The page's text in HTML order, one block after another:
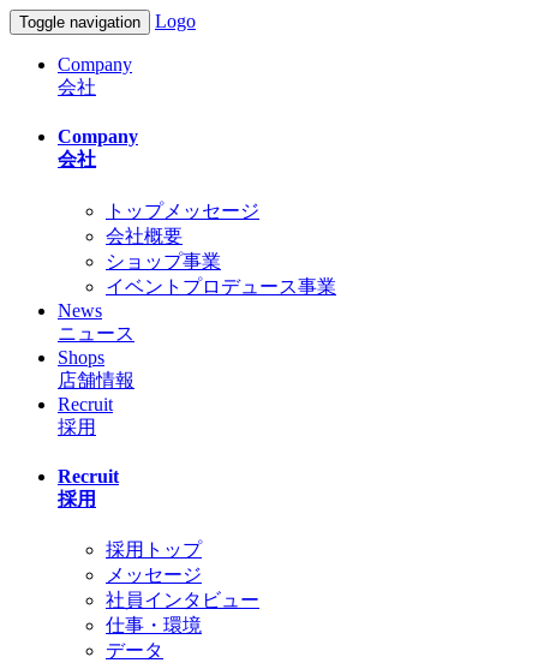
Toggle navigation Logo
Company
会社
Company
会社
トップメッセージ
会社概要
ショップ事業
イベントプロデュース事業
News
ニュース
Shops
店舗情報
Recruit
採用
Recruit
採用
採用トップ
メッセージ
社員インタビュー
仕事・環境
データ